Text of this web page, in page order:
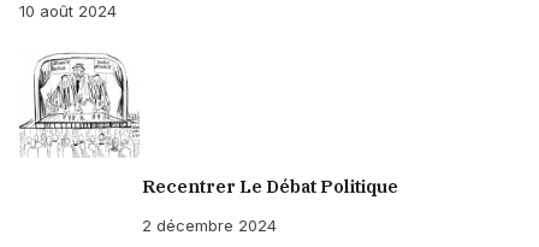
10 août 2024
Recentrer Le Débat Politique
2 décembre 2024